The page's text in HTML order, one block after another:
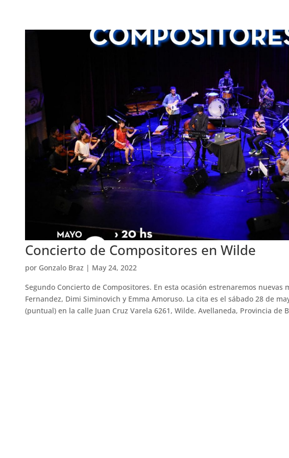
Concierto de Compositores en Wilde
por Gonzalo Braz | May 24, 2022
Segundo Concierto de Compositores. En esta ocasión estrenaremos nuevas
Fernandez, Dimi Siminovich y Emma Amoruso. La cita es el sábado 28 de
(puntual) en la calle Juan Cruz Varela 6261, Wilde. Avellaneda, Provincia de